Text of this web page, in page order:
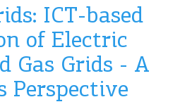
ICT-based
of Electric
Gas Grids - A
Perspective